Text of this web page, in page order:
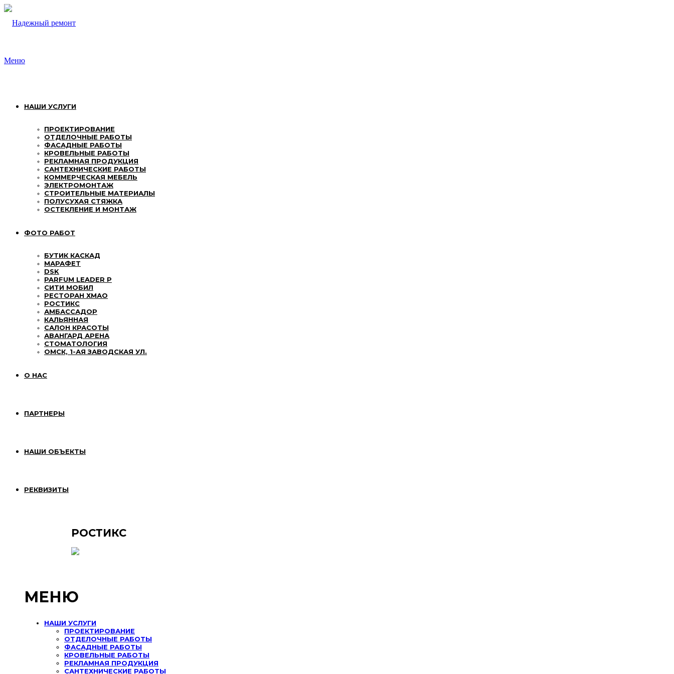
Перейти
содержимому
Меню
НАШИ УСЛУГИ
ПРОЕКТИРОВАНИЕ
ОТДЕЛОЧНЫЕ РАБОТЫ
ФАСАДНЫЕ РАБОТЫ
КРОВЕЛЬНЫЕ РАБОТЫ
РЕКЛАМНАЯ ПРОДУКЦИЯ
САНТЕХНИЧЕСКИЕ РАБОТЫ
КОММЕРЧЕСКАЯ МЕБЕЛЬ
ЭЛЕКТРОМОНТАЖ
СТРОИТЕЛЬНЫЕ МАТЕРИАЛЫ
ПОЛУСУХАЯ СТЯЖКА
ОСТЕКЛЕНИЕ И МОНТАЖ
ФОТО РАБОТ
БУТИК КАСКАД
МАРАФЕТ
DSK
PARFUM LEADER P
СИТИ МОБИЛ
РЕСТОРАН ХМАО
РОСТИКС
АМБАССАДОР
КАЛЬЯННАЯ
САЛОН КРАСОТЫ
АВАНГАРД АРЕНА
СТОМАТОЛОГИЯ
ОМСК, 1-АЯ ЗАВОДСКАЯ УЛ.
О НАС
ПАРТНЕРЫ
НАШИ ОБЪЕКТЫ
РЕКВИЗИТЫ
РОСТИКС
МЕНЮ
НАШИ УСЛУГИ
ПРОЕКТИРОВАНИЕ
ОТДЕЛОЧНЫЕ РАБОТЫ
ФАСАДНЫЕ РАБОТЫ
КРОВЕЛЬНЫЕ РАБОТЫ
РЕКЛАМНАЯ ПРОДУКЦИЯ
САНТЕХНИЧЕСКИЕ РАБОТЫ